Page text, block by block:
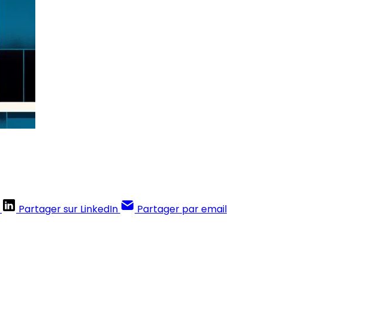
Partager sur LinkedIn Partager par email